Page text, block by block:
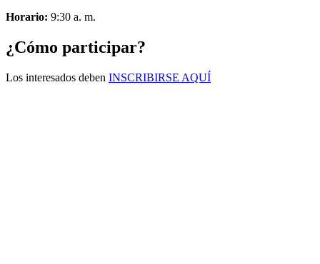
Horario: 9:30 a. m.
¿Cómo participar?
Los interesados deben INSCRIBIRSE AQUÍ